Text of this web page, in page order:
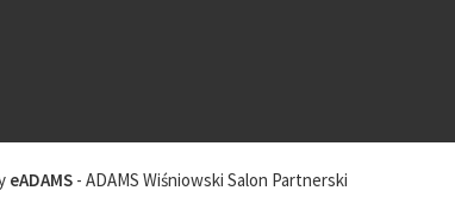
eADAMS - ADAMS Wiśniowski Salon Partnerski